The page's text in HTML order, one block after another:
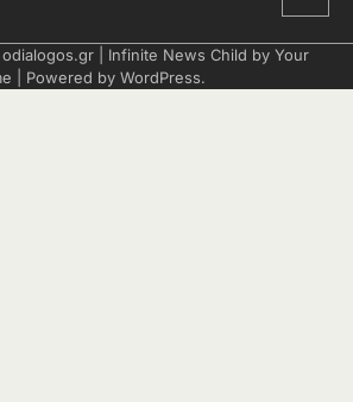
odialogos.gr | Infinite News Child by Your
| Powered by WordPress.